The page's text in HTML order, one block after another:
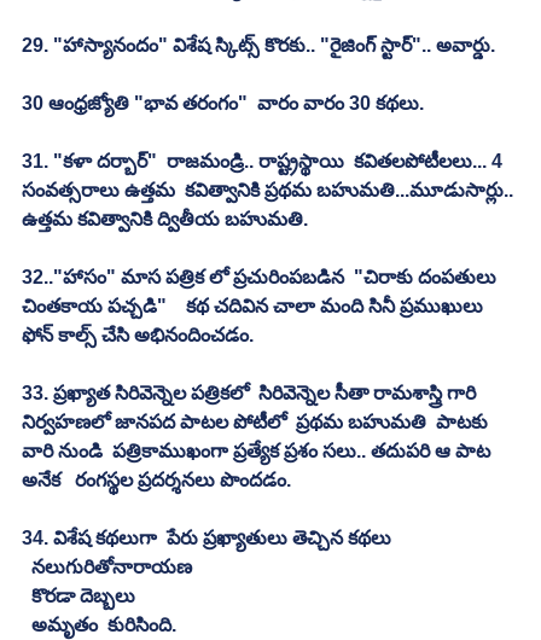
29. "హాస్యానందం" విశేష స్కిట్స్ కొరకు.. "రైజింగ్ స్టార్".. అవార్డు.
30 ఆంధ్రజ్యోతి "భావ తరంగం"  వారం వారం 30 కథలు.
31. "కళా దర్బార్"  రాజమండ్రి.. రాష్ట్రస్థాయి  కవితలపోటీలలు... 4
సంవత్సరాలు ఉత్తమ  కవిత్వానికి ప్రథమ బహుమతి...మూడుసార్లు..
ఉత్తమ కవిత్వానికి ద్వితీయ బహుమతి.
32.."హాసం" మాస పత్రిక లో ప్రచురింపబడిన  "చిరాకు దంపతులు
చింతకాయ పచ్చడి"    కథ చదివిన చాలా మంది సినీ ప్రముఖులు
ఫోన్ కాల్స్ చేసి అభినందించడం.
33. ప్రఖ్యాత సిరివెన్నెల పత్రికలో  సిరివెన్నెల సీతా రామశాస్త్రి గారి
నిర్వహణలో జానపద పాటల పోటీలో  ప్రథమ బహుమతి  పాటకు
వారి నుండి  పత్రికాముఖంగా ప్రత్యేక ప్రశం సలు.. తదుపరి ఆ పాట
అనేక   రంగస్థల ప్రదర్శనలు పొందడం.
34. విశేష కథలుగా  పేరు ప్రఖ్యాతులు తెచ్చిన కథలు
నలుగురితోనారాయణ
కొరడా దెబ్బలు
అమృతం  కురిసింది.